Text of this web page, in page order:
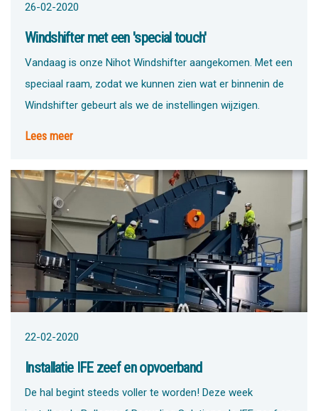
26-02-2020
Windshifter met een 'special touch'
Vandaag is onze Nihot Windshifter aangekomen. Met een
speciaal raam, zodat we kunnen zien wat er binnenin de
Windshifter gebeurt als we de instellingen wijzigen.
Lees meer
22-02-2020
Installatie IFE zeef en opvoerband
De hal begint steeds voller te worden! Deze week